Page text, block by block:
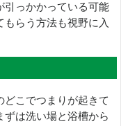
引っかかっている可能
らう方法も視野に入
どこでつまりが起きて
ずは洗い場と浴槽から